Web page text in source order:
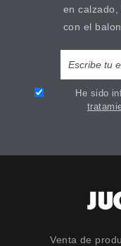
en
con el
He sido
Venta de